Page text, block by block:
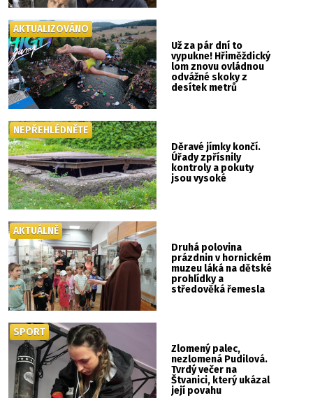
Už za pár dní to
vypukne! Hřiměždický
lom znovu ovládnou
odvážné skoky z
desítek metrů
AKTUALIZOVÁNO
Děravé jímky končí.
Úřady zpřísnily
kontroly a pokuty
jsou vysoké
NEPŘEHLÉDNĚTE
Druhá polovina
prázdnin v hornickém
muzeu láká na dětské
prohlídky a
středověká řemesla
AKTUÁLNĚ
Zlomený palec,
nezlomená Pudilová.
Tvrdý večer na
Štvanici, který ukázal
její povahu
SPORT